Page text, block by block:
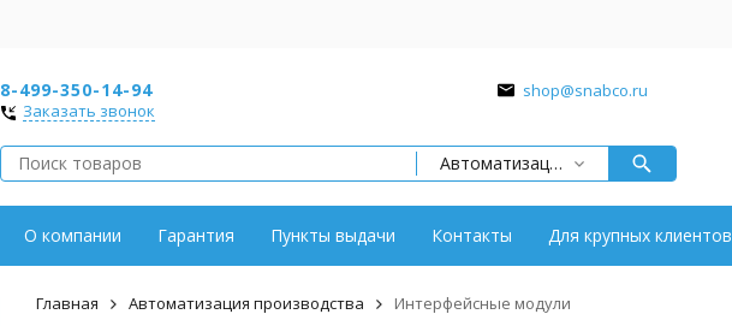
8-499-350-14-94 shop@snabco.ru
Заказать звонок
Автоматизация производства
О компании Гарантия Пункты выдачи Контакты Для крупных клиентов
Главная Автоматизация производства Интерфейсные модули